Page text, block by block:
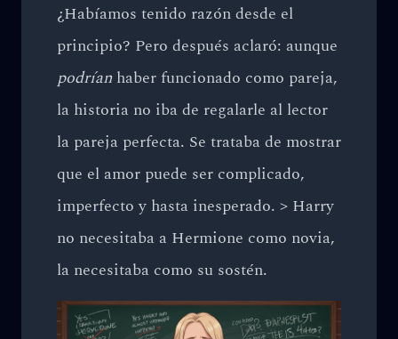
¿Habíamos tenido razón desde el
principio? Pero después aclaró: aunque
podríanhaber funcionado como pareja,
la historia no iba de regalarle al lector
la pareja perfecta. Se trataba de mostrar
que el amor puede ser complicado,
imperfecto y hasta inesperado. > Harry
no necesitaba a Hermione como novia,
la necesitaba como su sostén.